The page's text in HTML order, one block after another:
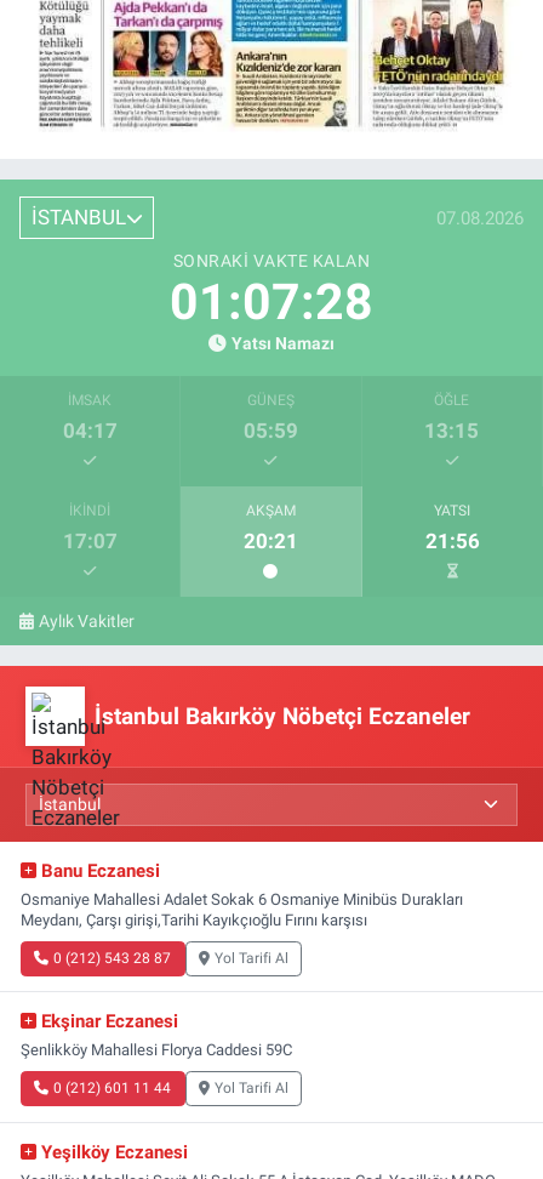
İSTANBUL 07.08.2026
SONRAKI VAKTE KALAN
01:07:27
Yatsı Namazı
İMSAK
04:17
GÜNEŞ
05:59
ÖĞLE
13:15
İKINDI
17:07
AKŞAM
20:21
YATSI
21:56
Aylık Vakitler
İstanbul Bakırköy Nöbetçi Eczaneler
Banu Eczanesi
Osmaniye Mahallesi Adalet Sokak 6 Osmaniye Minibüs Durakları
Meydanı, Çarşı girişi,Tarihi Kayıkçıoğlu Fırını karşısı
0 (212) 543 28 87 Yol Tarifi Al
Ekşinar Eczanesi
Şenlikköy Mahallesi Florya Caddesi 59C
0 (212) 601 11 44 Yol Tarifi Al
Yeşilköy Eczanesi